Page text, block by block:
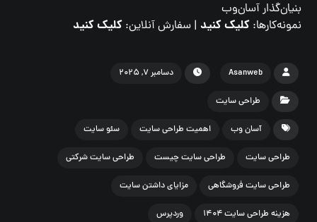
بنیان‌گذار آسان‌وب
نمونه‌کارها:کلیک کنید | سفارش آنلاین:کلیک کنید
Asanweb دسامبر ۷, ۲۰۲۵
طراحی سایت
آسان وب اهمیت طراحی سایت سئو سایت
طراحی سایت طراحی سایت چیست طراحی سایت شرکتی
طراحی سایت فروشگاهی مزایای داشتن سایت
هزینه طراحی سایت ۱۴۰۴ وردپرس